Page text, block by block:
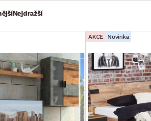
Nejdražší
AKCE Novinka